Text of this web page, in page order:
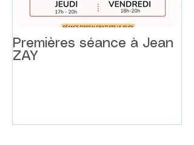
Premières séance à Jean
ZAY